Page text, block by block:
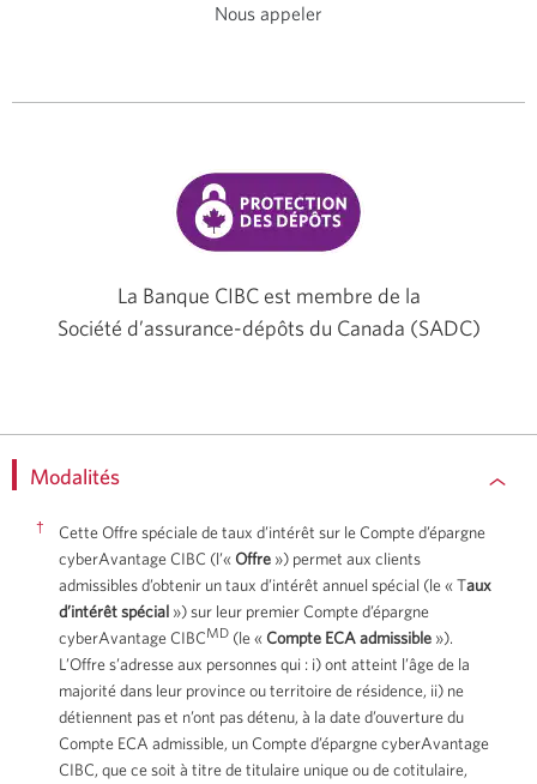
Nous appeler
s’affichera.
La Banque CIBC est membre de la
Société d’assurance-dépôts du Canada (SADC)
Modalités
or
terms
and
conditions
†
Cette Offre spéciale de taux d’intérêt sur le Compte d’épargne
cyberAvantage CIBC (l’« Offre ») permet aux clients
admissibles d’obtenir un taux d’intérêt annuel spécial (le « Taux
d’intérêt spécial ») sur leur premier Compte d’épargne
cyberAvantage CIBCMD (le « Compte ECA admissible »).
L’Offre s’adresse aux personnes qui : i) ont atteint l’âge de la
majorité dans leur province ou territoire de résidence, ii) ne
détiennent pas et n’ont pas détenu, à la date d’ouverture du
Compte ECA admissible, un Compte d’épargne cyberAvantage
CIBC, que ce soit à titre de titulaire unique ou de cotitulaire,